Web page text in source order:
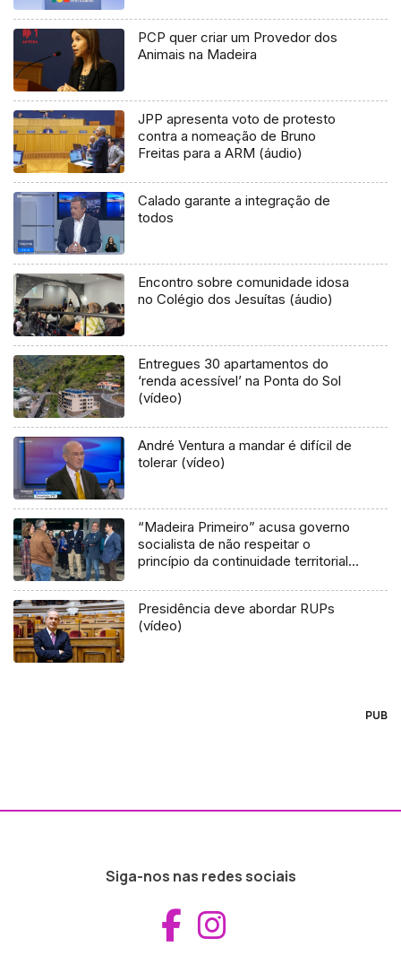
PCP quer criar um Provedor dos
Animais na Madeira
JPP apresenta voto de protesto
contra a nomeação de Bruno
Freitas para a ARM (áudio)
Calado garante a integração de
todos
Encontro sobre comunidade idosa
no Colégio dos Jesuítas (áudio)
Entregues 30 apartamentos do
‘renda acessível’ na Ponta do Sol
(vídeo)
André Ventura a mandar é difícil de
tolerar (vídeo)
“Madeira Primeiro” acusa governo
socialista de não respeitar o
princípio da continuidade territorial
Presidência deve abordar RUPs
(vídeo)
PUB
Siga-nos nas redes sociais
Aceder ao